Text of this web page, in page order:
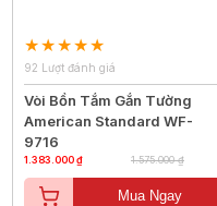
92 Lượt đánh giá
Vòi Bồn Tắm Gắn Tường
American Standard WF-
9716
1.383.000 ₫ 1.575.000 ₫
Mua Ngay